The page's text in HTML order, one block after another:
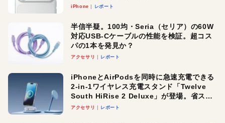
iPhone レポート
半信半疑。100均・Seria（セリア）の60W
対応USB-Cケーブルの性能を検証。超コス
パの1本を発見か？
アクセサリ レポート
iPhoneとAirPodsを同時に急速充電できる
2-in-1ワイヤレス充電スタンド「Twelve
South HiRise 2 Deluxe」が登場。省スペ
ースでおしゃれに充電したい人にオスス
アクセサリ レポート